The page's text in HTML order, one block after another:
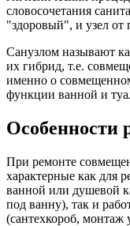
словосочетания
"здоровый", и узел от
Санузлом называют
их гибрид, т.е.
именно о
функции ванной и
Особенности
При ремонте
характерные как для
ванной или душевой
под ванну), так и
(сантехкороб, монтаж